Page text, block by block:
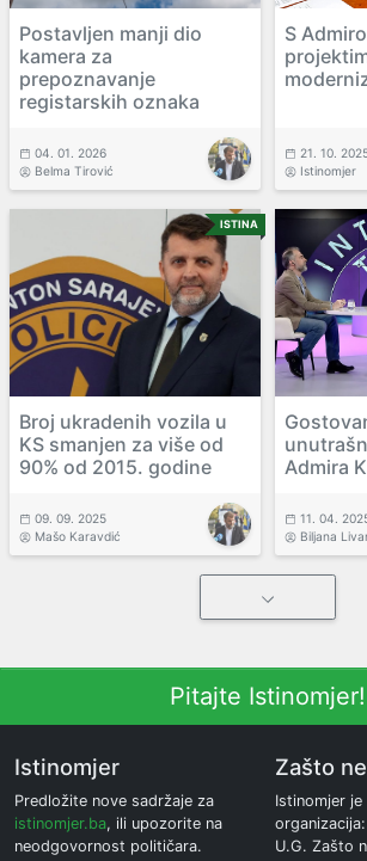
Postavljen manji dio
kamera za
prepoznavanje
registarskih oznaka
04. 01. 2026
Belma Tirović
S
21. 10.
Istinomjer
ISTINA
Broj ukradenih vozila u
KS smanjen za više od
90% od 2015. godine
09. 09. 2025
Mašo Karavdić
Admira
11. 04.
Biljana
Pitajte Istinomjer!
Istinomjer
Predložite nove sadržaje za
istinomjer.ba, ili upozorite na
neodgovornost političara.
Zašto ne
Istinomjer
organizacija:
U.G. Zašto